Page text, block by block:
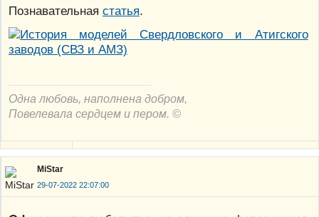
Познавательная статья.
Одна любовь, наполнена добром,
Повелевала сердцем и пером. ©
MiStar
29-07-2022 22:07:00